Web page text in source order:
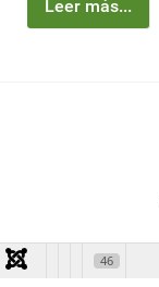
Leer más...
46